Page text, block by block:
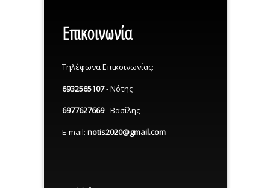
Επικοινωνία
Τηλέφωνα Επικοινωνίας:
6932565107- Νότης
6977627669- Βασίλης
E-mail: notis2020@gmail.com